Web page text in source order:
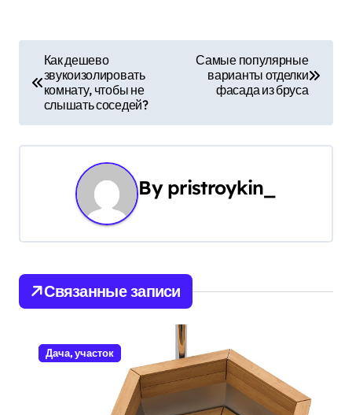
в
и
ц
и
я
Как дешево
звукоизолировать
комнату, чтобы не
слышать соседей?
Самые популярные
варианты отделки
фасада из бруса
By pristroykin_
Связанные записи
Дача, участок